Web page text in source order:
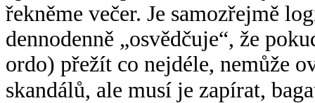
řekněme večer. Je samozřejmě
dennodenně „osvědčuje“, že
ordo) přežít co nejdéle, nemůže
skandálů, ale musí je zapírat,